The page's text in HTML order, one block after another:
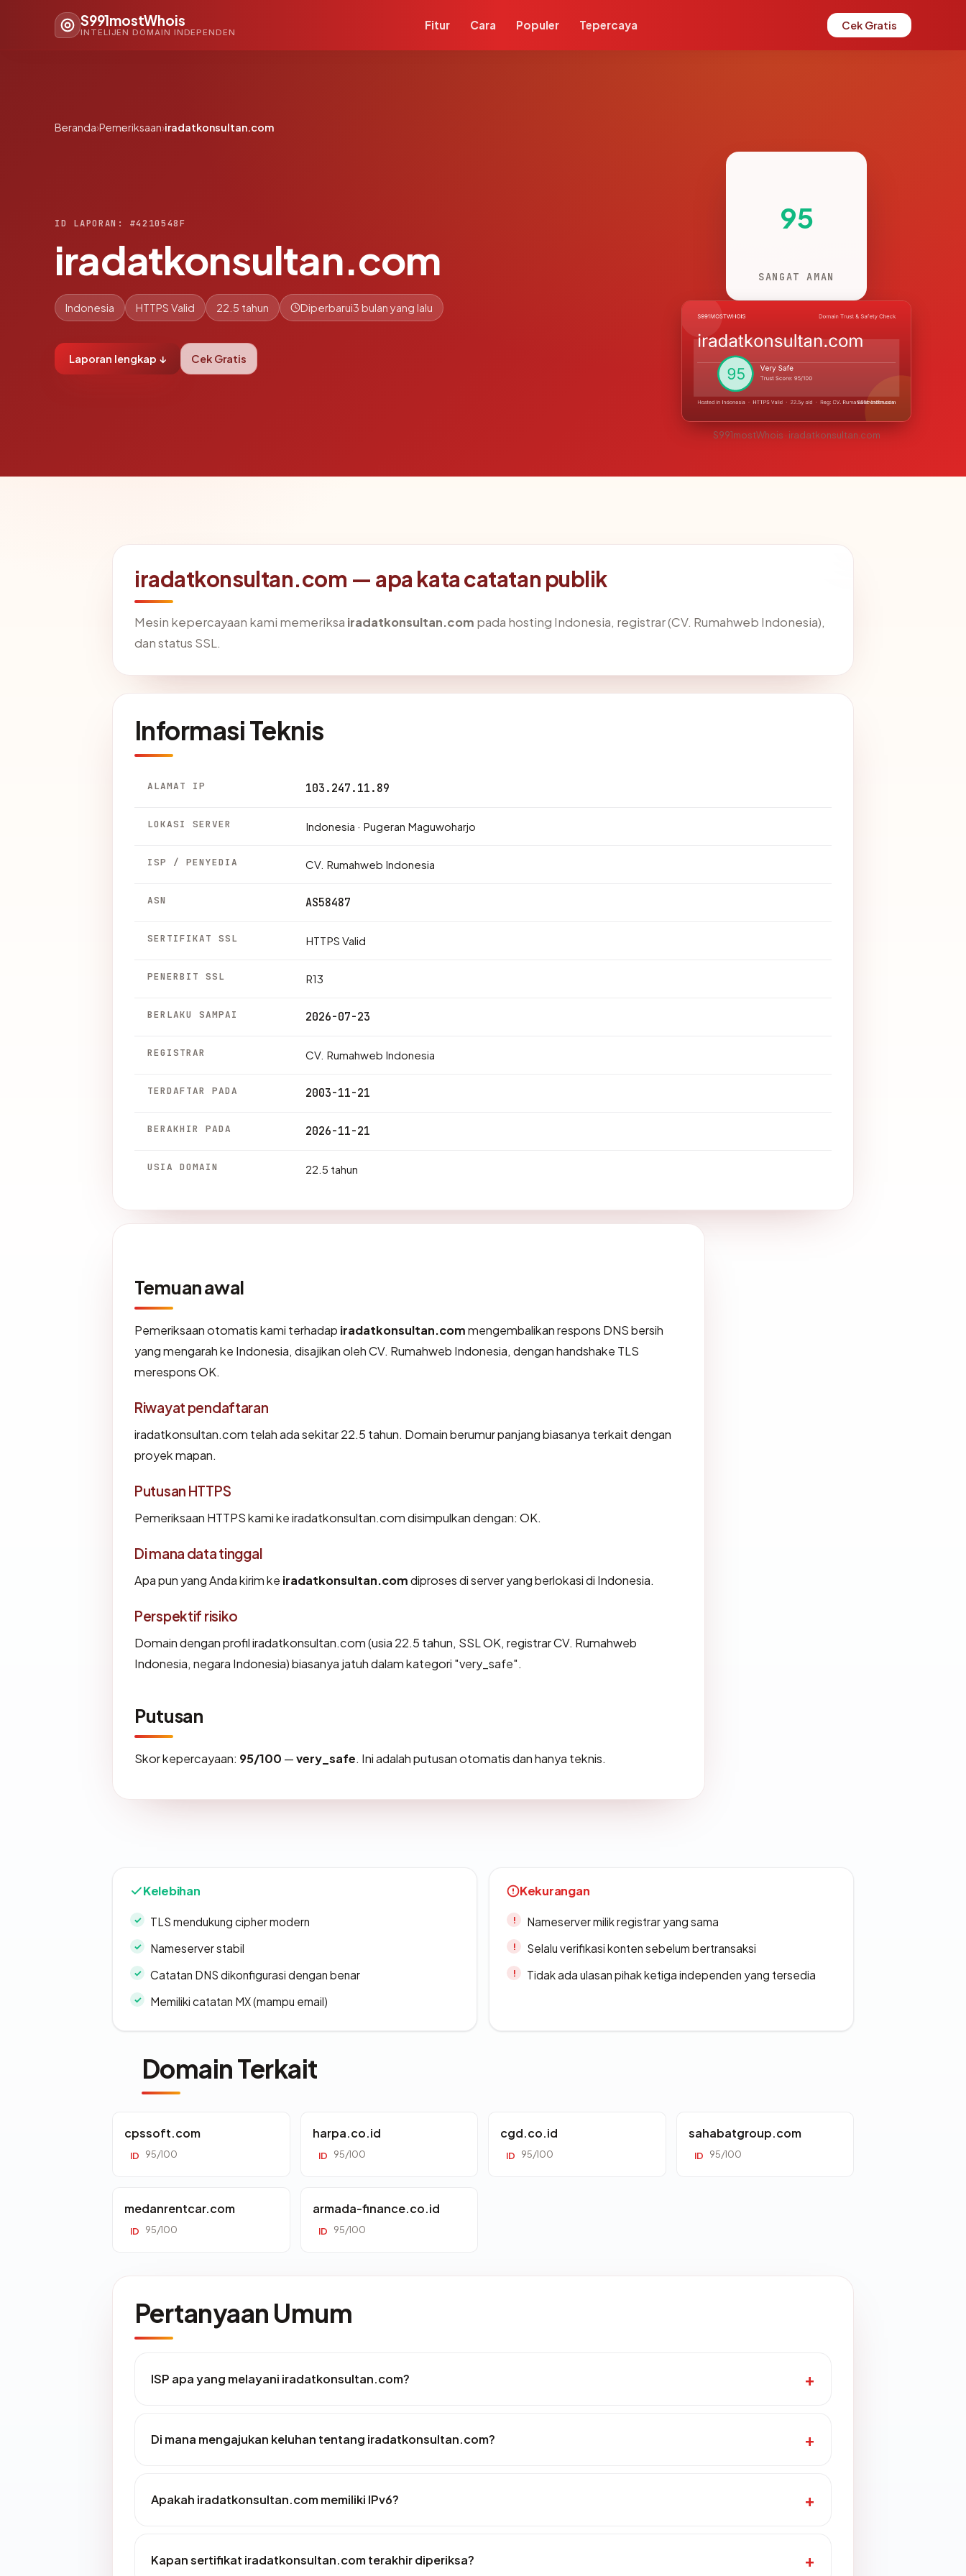
S991mostWhois
INTELIJEN DOMAIN INDEPENDEN
Fitur Cara Populer Tepercaya Cek Gratis
Beranda›Pemeriksaan›iradatkonsultan.com
ID LAPORAN: #4210548F
iradatkonsultan.com
Indonesia HTTPS Valid 22.5 tahun Diperbarui3 bulan yang lalu
Laporan lengkap ↓ Cek Gratis
95
SANGAT AMAN
S991mostWhois · iradatkonsultan.com
iradatkonsultan.com — apa kata catatan publik
Mesin kepercayaan kami memeriksa iradatkonsultan.com pada hosting Indonesia, registrar (CV. Rumahweb Indonesia),
dan status SSL.
Informasi Teknis
ALAMAT IP 103.247.11.89
LOKASI SERVER Indonesia · Pugeran Maguwoharjo
ISP / PENYEDIA CV. Rumahweb Indonesia
ASN AS58487
SERTIFIKAT SSL HTTPS Valid
PENERBIT SSL R13
BERLAKU SAMPAI 2026-07-23
REGISTRAR CV. Rumahweb Indonesia
TERDAFTAR PADA 2003-11-21
BERAKHIR PADA 2026-11-21
USIA DOMAIN 22.5 tahun
Temuan awal
Pemeriksaan otomatis kami terhadap iradatkonsultan.commengembalikan respons DNS bersih
yang mengarah ke Indonesia, disajikan oleh CV. Rumahweb Indonesia, dengan handshake TLS
merespons OK.
Riwayat pendaftaran
iradatkonsultan.com telah ada sekitar 22.5 tahun. Domain berumur panjang biasanya terkait dengan
proyek mapan.
Putusan HTTPS
Pemeriksaan HTTPS kami ke iradatkonsultan.com disimpulkan dengan: OK.
Di mana data tinggal
Apa pun yang Anda kirim ke iradatkonsultan.comdiproses di server yang berlokasi di Indonesia.
Perspektif risiko
Domain dengan profil iradatkonsultan.com (usia 22.5 tahun, SSL OK, registrar CV. Rumahweb
Indonesia, negara Indonesia) biasanya jatuh dalam kategori "very_safe".
Putusan
Skor kepercayaan: 95/100 —very_safe. Ini adalah putusan otomatis dan hanya teknis.
Kelebihan
TLS mendukung cipher modern
Nameserver stabil
Catatan DNS dikonfigurasi dengan benar
Memiliki catatan MX (mampu email)
Kekurangan
Nameserver milik registrar yang sama
Selalu verifikasi konten sebelum bertransaksi
Tidak ada ulasan pihak ketiga independen yang tersedia
Domain Terkait
cpssoft.com
ID 95/100
harpa.co.id
ID 95/100
cgd.co.id
ID 95/100
sahabatgroup.com
ID 95/100
medanrentcar.com
ID 95/100
armada-finance.co.id
ID 95/100
Pertanyaan Umum
ISP apa yang melayani iradatkonsultan.com?
Di mana mengajukan keluhan tentang iradatkonsultan.com?
Apakah iradatkonsultan.com memiliki IPv6?
Kapan sertifikat iradatkonsultan.com terakhir diperiksa?